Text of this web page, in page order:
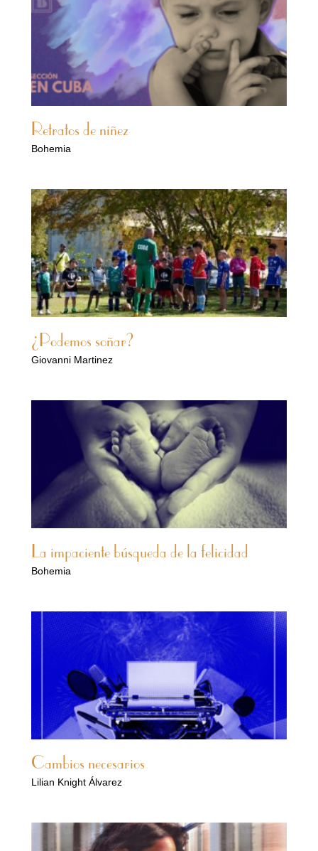
Retratos de niñez
Bohemia
¿Podemos soñar?
Giovanni Martinez
La impaciente búsqueda de la felicidad
Bohemia
Cambios necesarios
Lilian Knight Álvarez